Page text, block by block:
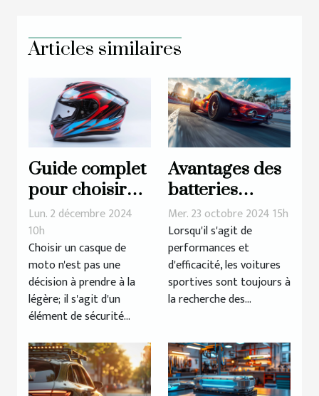
Articles similaires
Guide complet
pour choisir
un casque de
moto adapté à
votre style de
conduite
Lun. 2 décembre 2024
10h
Choisir un casque de
moto n'est pas une
décision à prendre à la
légère; il s'agit d'un
élément de sécurité...
Avantages des
batteries
lithium pour
voitures
sportives
Mer. 23 octobre 2024 15h
Lorsqu'il s'agit de
performances et
d'efficacité, les voitures
sportives sont toujours à
la recherche des...